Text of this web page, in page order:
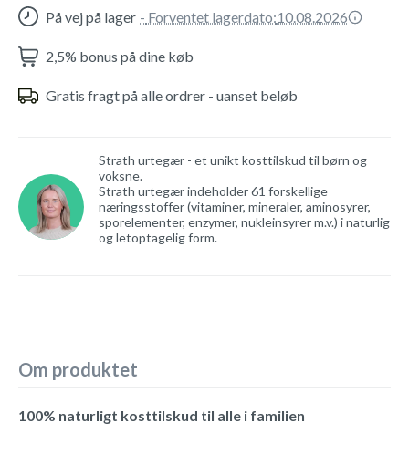
På vej på lager - Forventet lagerdato:10.08.2026
2,5% bonus på dine køb
Gratis fragt på alle ordrer - uanset beløb
Strath urtegær - et unikt kosttilskud til børn og
voksne.
Strath urtegær indeholder 61 forskellige
næringsstoffer (vitaminer, mineraler, aminosyrer,
sporelementer, enzymer, nukleinsyrer m.v.) i naturlig
og letoptagelig form.
Om produktet
100% naturligt kosttilskud til alle i familien